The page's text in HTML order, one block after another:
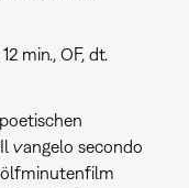
min., OF, dt.
vangelo secondo